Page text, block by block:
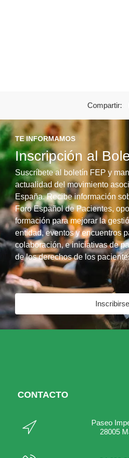
Compartir:
TE INFORMAMOS
Inscripción al
Suscríbete al boletín FEP y
actualidad del movimiento
España. Recibe información
Foro Español de Pacientes,
formación para mejorar la
entidad, eventos y encuentros
colaboración, e iniciativas de
de los derechos de los
Inscribirse
CONTACTO
Paseo
28005